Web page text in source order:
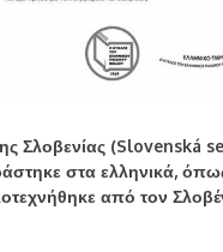
Σλοβενίας (Slovenská
στα ελληνικά,
από τον